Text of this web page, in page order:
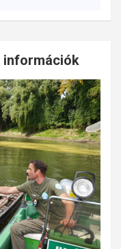
információk